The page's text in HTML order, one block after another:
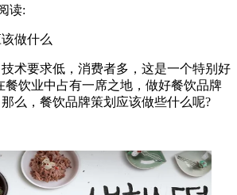
读:
做什么
要求低，消费者多，这是一个特别好
餐饮业中占有一席之地，做好餐饮品牌
么，餐饮品牌策划应该做些什么呢?